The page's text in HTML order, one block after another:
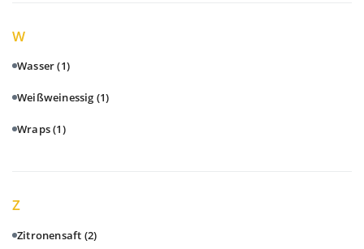
W
Wasser(1)
Weißweinessig (1)
Wraps(1)
Z
Zitronensaft (2)